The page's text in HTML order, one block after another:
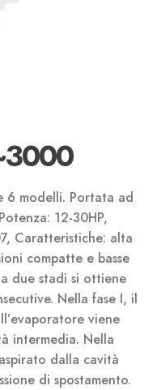
6 modelli. Portata ad
12-30HP,
Caratteristiche: alta
compatte e basse
due stadi si ottiene
Nella fase I, il
viene
intermedia. Nella
dalla cavità
di spostamento.